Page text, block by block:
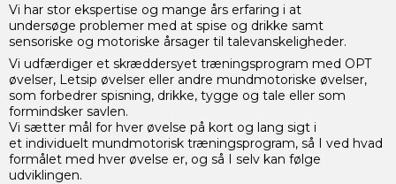
Vi har stor ekspertise og mange års erfaring i at
undersøge problemer med at spise og drikke samt
sensoriske og motoriske årsager til talevanskeligheder.
Vi udfærdiger et skræddersyet træningsprogram med OPT
øvelser, Letsip øvelser eller andre mundmotoriske øvelser,
som forbedrer spisning, drikke, tygge og tale eller som
formindsker savlen.
Vi sætter mål for hver øvelse på kort og lang sigt i
et individuelt mundmotorisk træningsprogram, så I ved hvad
formålet med hver øvelse er, og så I selv kan følge
udviklingen.